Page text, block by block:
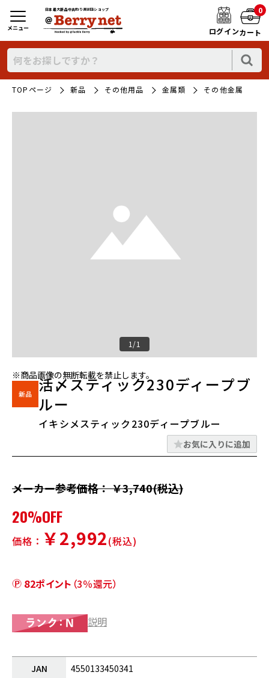
日本最大新品中古釣り具WEBショップ
ログイン
0
カート
メニュー
TOPページ 新品 その他用品 金属類 その他金属
1/1
※商品画像の無断転載を禁止します。
活〆スティック230ディープブ
ルー
イキシメスティック230ディープブルー
お気に入りに追加
メーカー参考価格： ￥3,740(税込)
20%OFF
価格： ￥2,992(税込)
82ポイント （3％還元）
説明
JAN
4550133450341